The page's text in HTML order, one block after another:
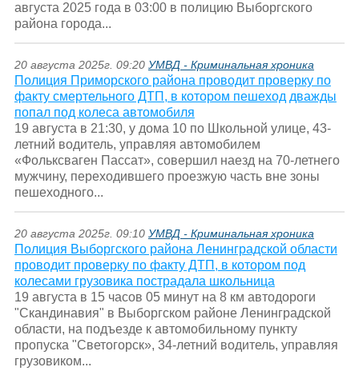
августа 2025 года в 03:00 в полицию Выборгского
района города...
20 августа 2025г. 09:20 УМВД - Криминальная хроника
Полиция Приморского района проводит проверку по
факту смертельного ДТП, в котором пешеход дважды
попал под колеса автомобиля
19 августа в 21:30, у дома 10 по Школьной улице, 43-
летний водитель, управляя автомобилем
«Фольксваген Пассат», совершил наезд на 70-летнего
мужчину, переходившего проезжую часть вне зоны
пешеходного...
20 августа 2025г. 09:10 УМВД - Криминальная хроника
Полиция Выборгского района Ленинградской области
проводит проверку по факту ДТП, в котором под
колесами грузовика пострадала школьница
19 августа в 15 часов 05 минут на 8 км автодороги
"Скандинавия" в Выборгском районе Ленинградской
области, на подъезде к автомобильному пункту
пропуска "Светогорск», 34-летний водитель, управляя
грузовиком...